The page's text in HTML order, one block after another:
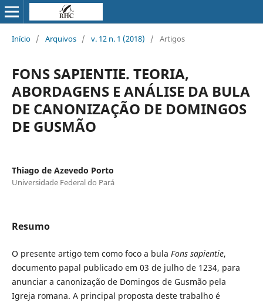
Início / Arquivos / v. 12 n. 1 (2018) / Artigos
FONS SAPIENTIE. TEORIA,
ABORDAGENS E ANÁLISE DA BULA
DE CANONIZAÇÃO DE DOMINGOS
DE GUSMÃO
Thiago de Azevedo Porto
Universidade Federal do Pará
Resumo
O presente artigo tem como foco a bula Fons sapientie,
documento papal publicado em 03 de julho de 1234, para
anunciar a canonização de Domingos de Gusmão pela
Igreja romana. A principal proposta deste trabalho é